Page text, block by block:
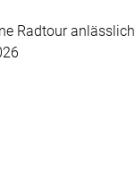
Radtour